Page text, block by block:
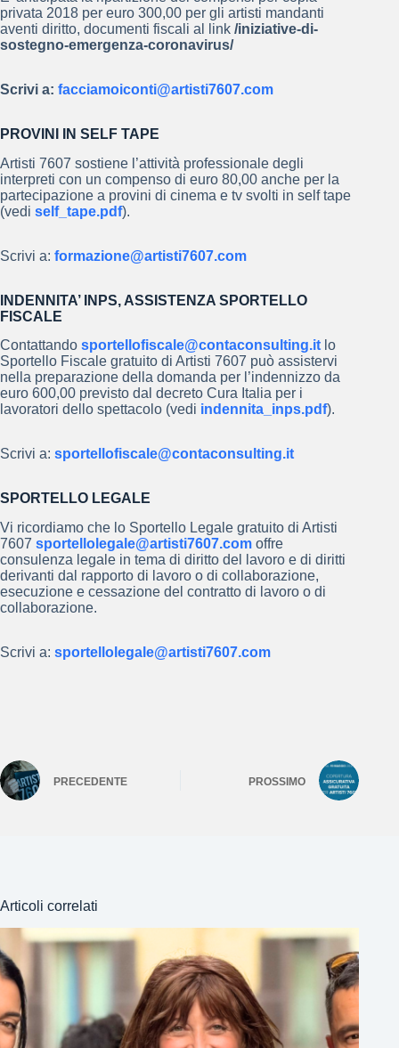
privata 2018 per euro 300,00 per gli artisti mandanti
aventi diritto, documenti fiscali al link /iniziative-di-
sostegno-emergenza-coronavirus/
Scrivi a: facciamoiconti@artisti7607.com
PROVINI IN SELF TAPE
Artisti 7607 sostiene l’attività professionale degli
interpreti con un compenso di euro 80,00 anche per la
partecipazione a provini di cinema e tv svolti in self tape
(vedi self_tape.pdf).
Scrivi a: formazione@artisti7607.com
INDENNITA’ INPS, ASSISTENZA SPORTELLO
FISCALE
Contattando sportellofiscale@contaconsulting.it lo
Sportello Fiscale gratuito di Artisti 7607 può assistervi
nella preparazione della domanda per l’indennizzo da
euro 600,00 previsto dal decreto Cura Italia per i
lavoratori dello spettacolo (vedi indennita_inps.pdf).
Scrivi a: sportellofiscale@contaconsulting.it
SPORTELLO LEGALE
Vi ricordiamo che lo Sportello Legale gratuito di Artisti
7607 sportellolegale@artisti7607.com offre
consulenza legale in tema di diritto del lavoro e di diritti
derivanti dal rapporto di lavoro o di collaborazione,
esecuzione e cessazione del contratto di lavoro o di
collaborazione.
Scrivi a: sportellolegale@artisti7607.com
PRECEDENTE PROSSIMO
Articoli correlati